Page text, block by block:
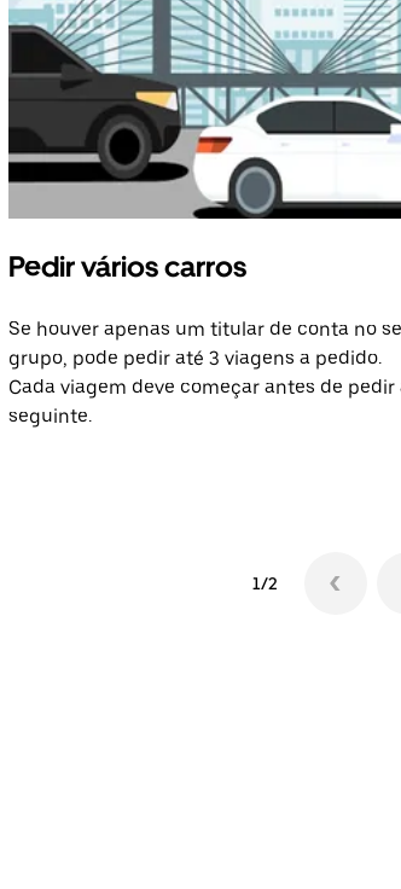
Pedir vários carros
Se houver apenas um titular de conta no
grupo, pode pedir até 3 viagens a pedido.
Cada viagem deve começar antes de pedir
seguinte.
1/2